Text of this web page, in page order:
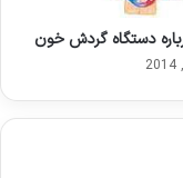
دستگاه گردش خون